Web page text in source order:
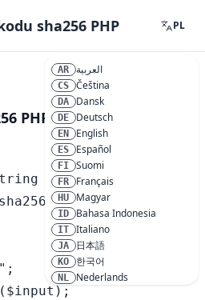
sha256 PHP PL
AR العربية
CS Čeština
DA Dansk
DE Deutsch
EN English
ES Español
FI Suomi
FR Français
HU Magyar
ID Bahasa Indonesia
IT Italiano
JA 日本語
KO 한국어
NL Nederlands
PL
PHP
$text): string {
$text);